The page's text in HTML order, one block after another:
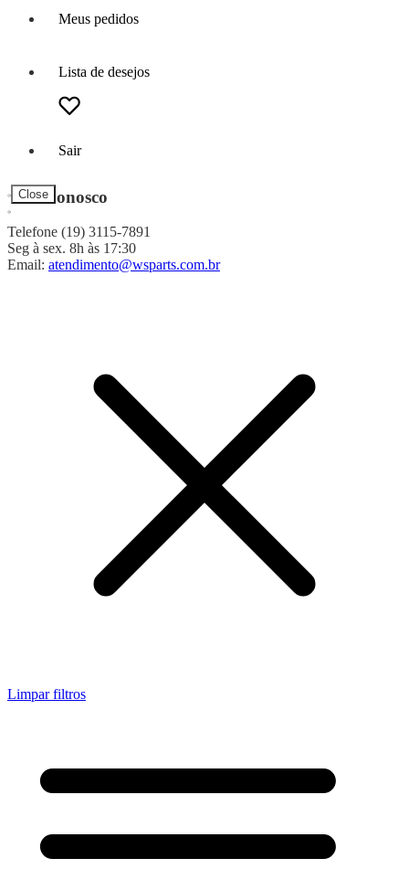
Meus pedidos
Lista de desejos
Sair
Close
Fale Conosco
Telefone (19) 3115-7891
Seg à sex. 8h às 17:30
Email: atendimento@wsparts.com.br
Limpar filtros